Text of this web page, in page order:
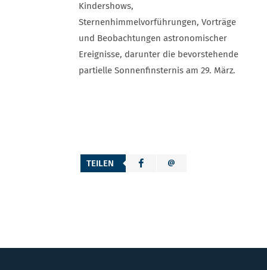
Kindershows,
Sternenhimmelvorführungen, Vorträge
und Beobachtungen astronomischer
Ereignisse, darunter die bevorstehende
partielle Sonnenfinsternis am 29. März.
TEILEN